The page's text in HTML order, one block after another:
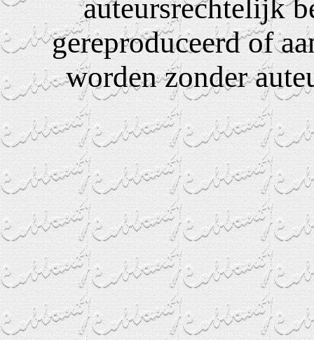
auteursrechtelijk
gereproduceerd of
worden zonder